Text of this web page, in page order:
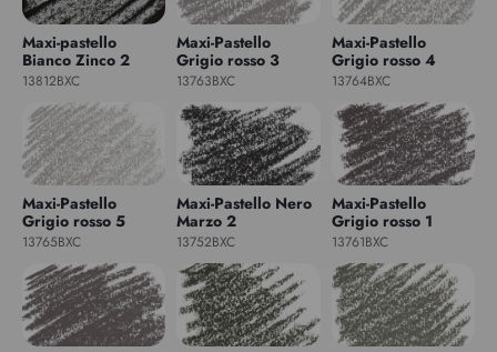
Maxi-pastello
Bianco Zinco 2
13812BXC
Maxi-Pastello
Grigio rosso 3
13763BXC
Maxi-Pastello
Grigio rosso 4
13764BXC
Maxi-Pastello
Grigio rosso 5
13765BXC
Maxi-Pastello Nero
Marzo 2
13752BXC
Maxi-Pastello
Grigio rosso 1
13761BXC